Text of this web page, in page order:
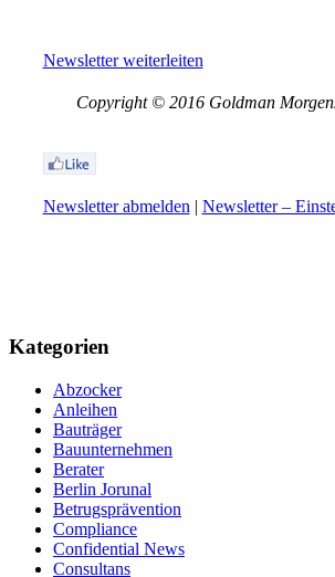
Newsletter weiterleiten
Copyright © 2016 Goldman
Newsletter abmelden | Newsletter –
Kategorien
Abzocker
Anleihen
Bauträger
Bauunternehmen
Berater
Berlin Jorunal
Betrugsprävention
Compliance
Confidential News
Consultans